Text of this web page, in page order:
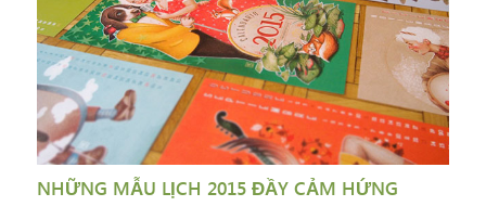
NHỮNG MẪU LỊCH 2015 ĐẦY CẢM HỨNG